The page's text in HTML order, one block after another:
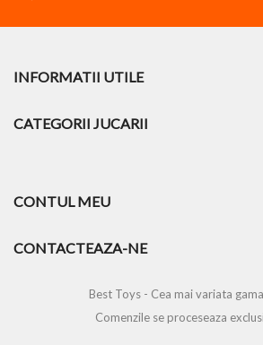
INFORMATII UTILE
CATEGORII JUCARII
CONTUL MEU
CONTACTEAZA-NE
Best Toys - Cea mai variata
Comenzile se proceseaza